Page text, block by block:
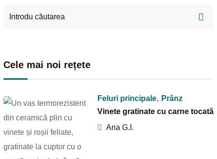
Cele mai noi rețete
Feluri principale, Prânz
Vinete gratinate cu carne tocată
Ana G.I.